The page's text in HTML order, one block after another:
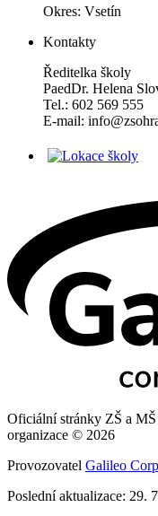
Okres: Vsetín
Kontakty
Ředitelka školy
PaedDr. Helena
Tel.: 602 569 555
E-mail:
Oficiální stránky ZŠ a
organizace © 2026
Provozovatel Galileo
Poslední aktualizace: 29.